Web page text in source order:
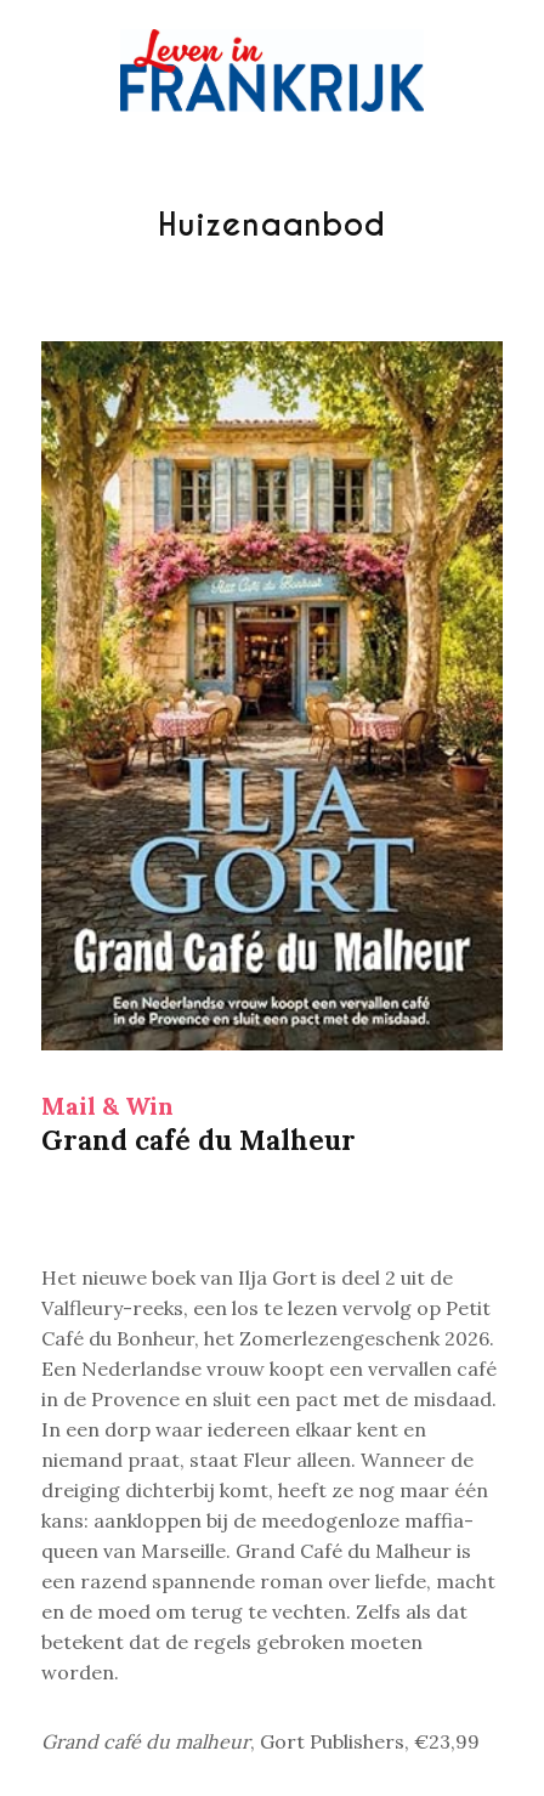
Huizenaanbod
Mail & Win
Grand café du Malheur
Het nieuwe boek van Ilja Gort is deel 2 uit de
Valfleury-reeks, een los te lezen vervolg op Petit
Café du Bonheur, het Zomerlezengeschenk 2026.
Een Nederlandse vrouw koopt een vervallen café
in de Provence en sluit een pact met de misdaad.
In een dorp waar iedereen elkaar kent en
niemand praat, staat Fleur alleen. Wanneer de
dreiging dichterbij komt, heeft ze nog maar één
kans: aankloppen bij de meedogenloze maffia­
queen van Marseille. Grand Café du Malheur is
een razend spannende roman over liefde, macht
en de moed om terug te vechten. Zelfs als dat
betekent dat de regels gebroken moeten
worden.
Grand café du malheur, Gort Publishers, €23,99